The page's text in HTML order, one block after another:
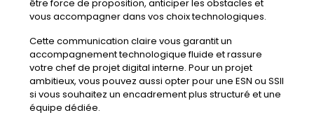
être force de proposition, anticiper les obstacles et
vous accompagner dans vos choix technologiques.
Cette communication claire vous garantit un
accompagnement technologique fluide et rassure
votre chef de projet digital interne. Pour un projet
ambitieux, vous pouvez aussi opter pour une ESN ou SSII
si vous souhaitez un encadrement plus structuré et une
équipe dédiée.